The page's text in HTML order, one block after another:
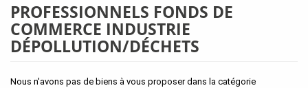
PROFESSIONNELS FONDS DE
COMMERCE INDUSTRIE
DÉPOLLUTION/DÉCHETS
Nous n'avons pas de biens à vous proposer dans la catégorie